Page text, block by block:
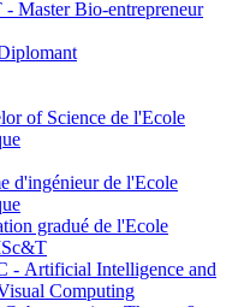
Master Bio-entrepreneur
of Science de l'Ecole
d'ingénieur de l'Ecole
gradué de l'Ecole
- Artificial Intelligence and
Computing